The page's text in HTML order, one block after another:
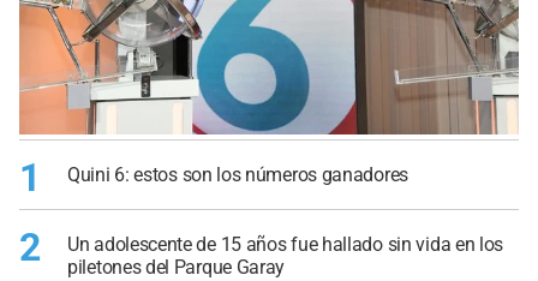
1 Quini 6: estos son los números ganadores
2
Un adolescente de 15 años fue hallado sin vida en los
piletones del Parque Garay